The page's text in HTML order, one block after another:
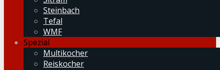
Steinbach
Tefal
WMF
Spezial
Multikocher
Reiskocher